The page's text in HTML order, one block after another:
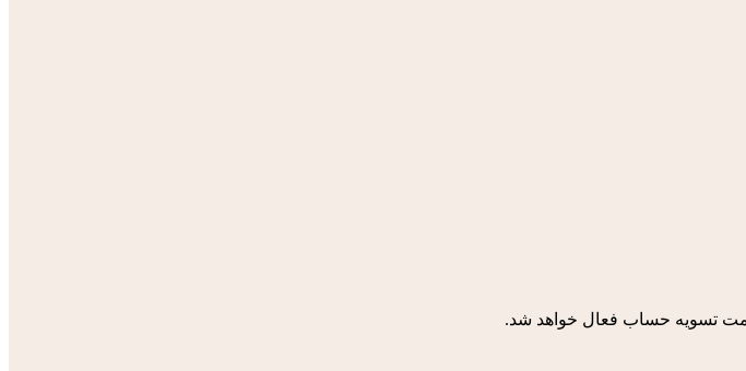
تسویه حساب فعال خواهد شد.